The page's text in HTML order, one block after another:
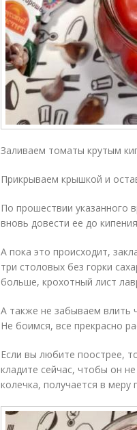
Заливаем томаты крутым
Прикрываем крышкой и
По прошествии указанного
вновь довести ее до
А пока это происходит,
три столовых без горки
больше, крохотный лист
А также не забываем влить
Не боимся, все прекрасно
Если вы любите поострее,
кладите сейчас, чтобы он
колечка, получается в меру